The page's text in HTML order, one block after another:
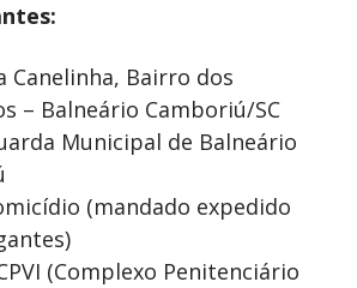
Canelinha, Bairro dos
– Balneário Camboriú/SC
Municipal de Balneário
(mandado expedido
(Complexo Penitenciário